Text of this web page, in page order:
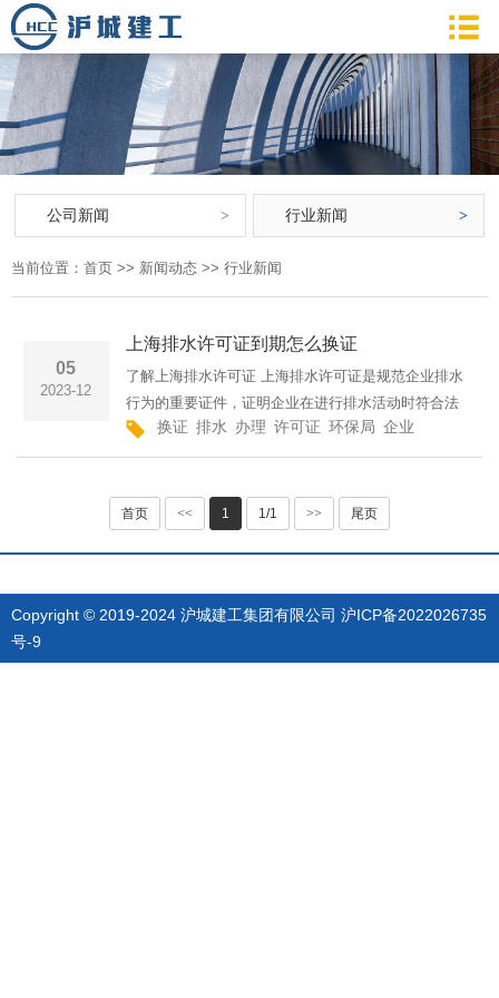
公司新闻 行业新闻
当前位置： 首页 >> 新闻动态 >> 行业新闻
05
2023-12
上海排水许可证到期怎么换证
了解上海排水许可证 上海排水许可证是规范企业排水
行为的重要证件，证明企业在进行排水活动时符合法
律法规和环保要求。排水许可证的有效期一般为三
年，若证件到期，企业需要及时办理换证手续。 办理
换证 排水 办理 许可证 环保局 企业
首页 << 1 1/1 >> 尾页
Copyright © 2019-2024 沪城建工集团有限公司 沪ICP备2022026735
号-9